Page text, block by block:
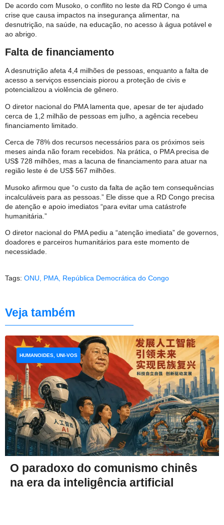
De acordo com Musoko, o conflito no leste da RD Congo é uma
crise que causa impactos na insegurança alimentar, na
desnutrição, na saúde, na educação, no acesso à água potável e
ao abrigo.
Falta de financiamento
A desnutrição afeta 4,4 milhões de pessoas, enquanto a falta de
acesso a serviços essenciais piorou a proteção de civis e
potencializou a violência de gênero.
O diretor nacional do PMA lamenta que, apesar de ter ajudado
cerca de 1,2 milhão de pessoas em julho, a agência recebeu
financiamento limitado.
Cerca de 78% dos recursos necessários para os próximos seis
meses ainda não foram recebidos. Na prática, o PMA precisa de
US$ 728 milhões, mas a lacuna de financiamento para atuar na
região leste é de US$ 567 milhões.
Musoko afirmou que “o custo da falta de ação tem consequências
incalculáveis para as pessoas.” Ele disse que a RD Congo precisa
de atenção e apoio imediatos “para evitar uma catástrofe
humanitária.”
O diretor nacional do PMA pediu a “atenção imediata” de governos,
doadores e parceiros humanitários para este momento de
necessidade.
Tags: ONU, PMA, República Democrática do Congo
Veja também
O paradoxo do comunismo chinês
na era da inteligência artificial
HUMANOIDES, UNI-VOS